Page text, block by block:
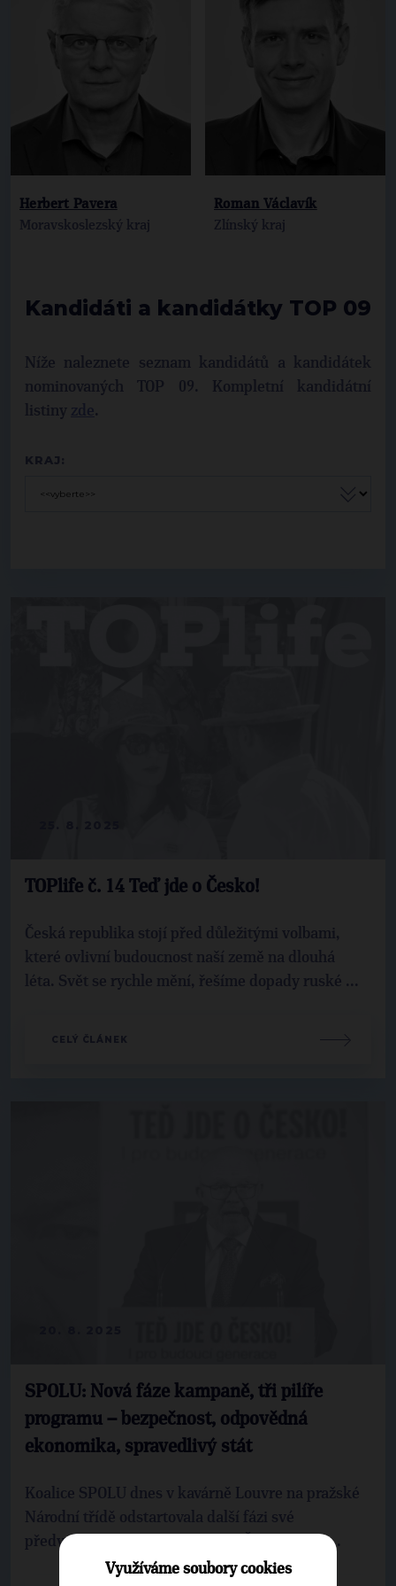
Herbert Pavera
Moravskoslezský kraj
Roman Václavík
Zlínský kraj
Kandidáti a kandidátky TOP 09
Níže naleznete seznam kandidátů a kandidátek
nominovaných TOP 09. Kompletní kandidátní
listiny
.
KRAJ:
TOPlife č. 14 Teď jde o Česko!
Česká republika stojí před důležitými volbami,
které ovlivní budoucnost naší země na dlouhá
léta. Svět se rychle mění, řešíme dopady ruské ...
CELÝ ČLÁNEK
SPOLU: Nová fáze kampaně, tři pilíře
programu – bezpečnost, odpovědná
ekonomika, spravedlivý stát
Koalice SPOLU dnes v kavárně Louvre na pražské
Národní třídě odstartovala další fázi své
předvolební kampaně Teď jde o Česko. Lídři ...
Využíváme soubory cookies